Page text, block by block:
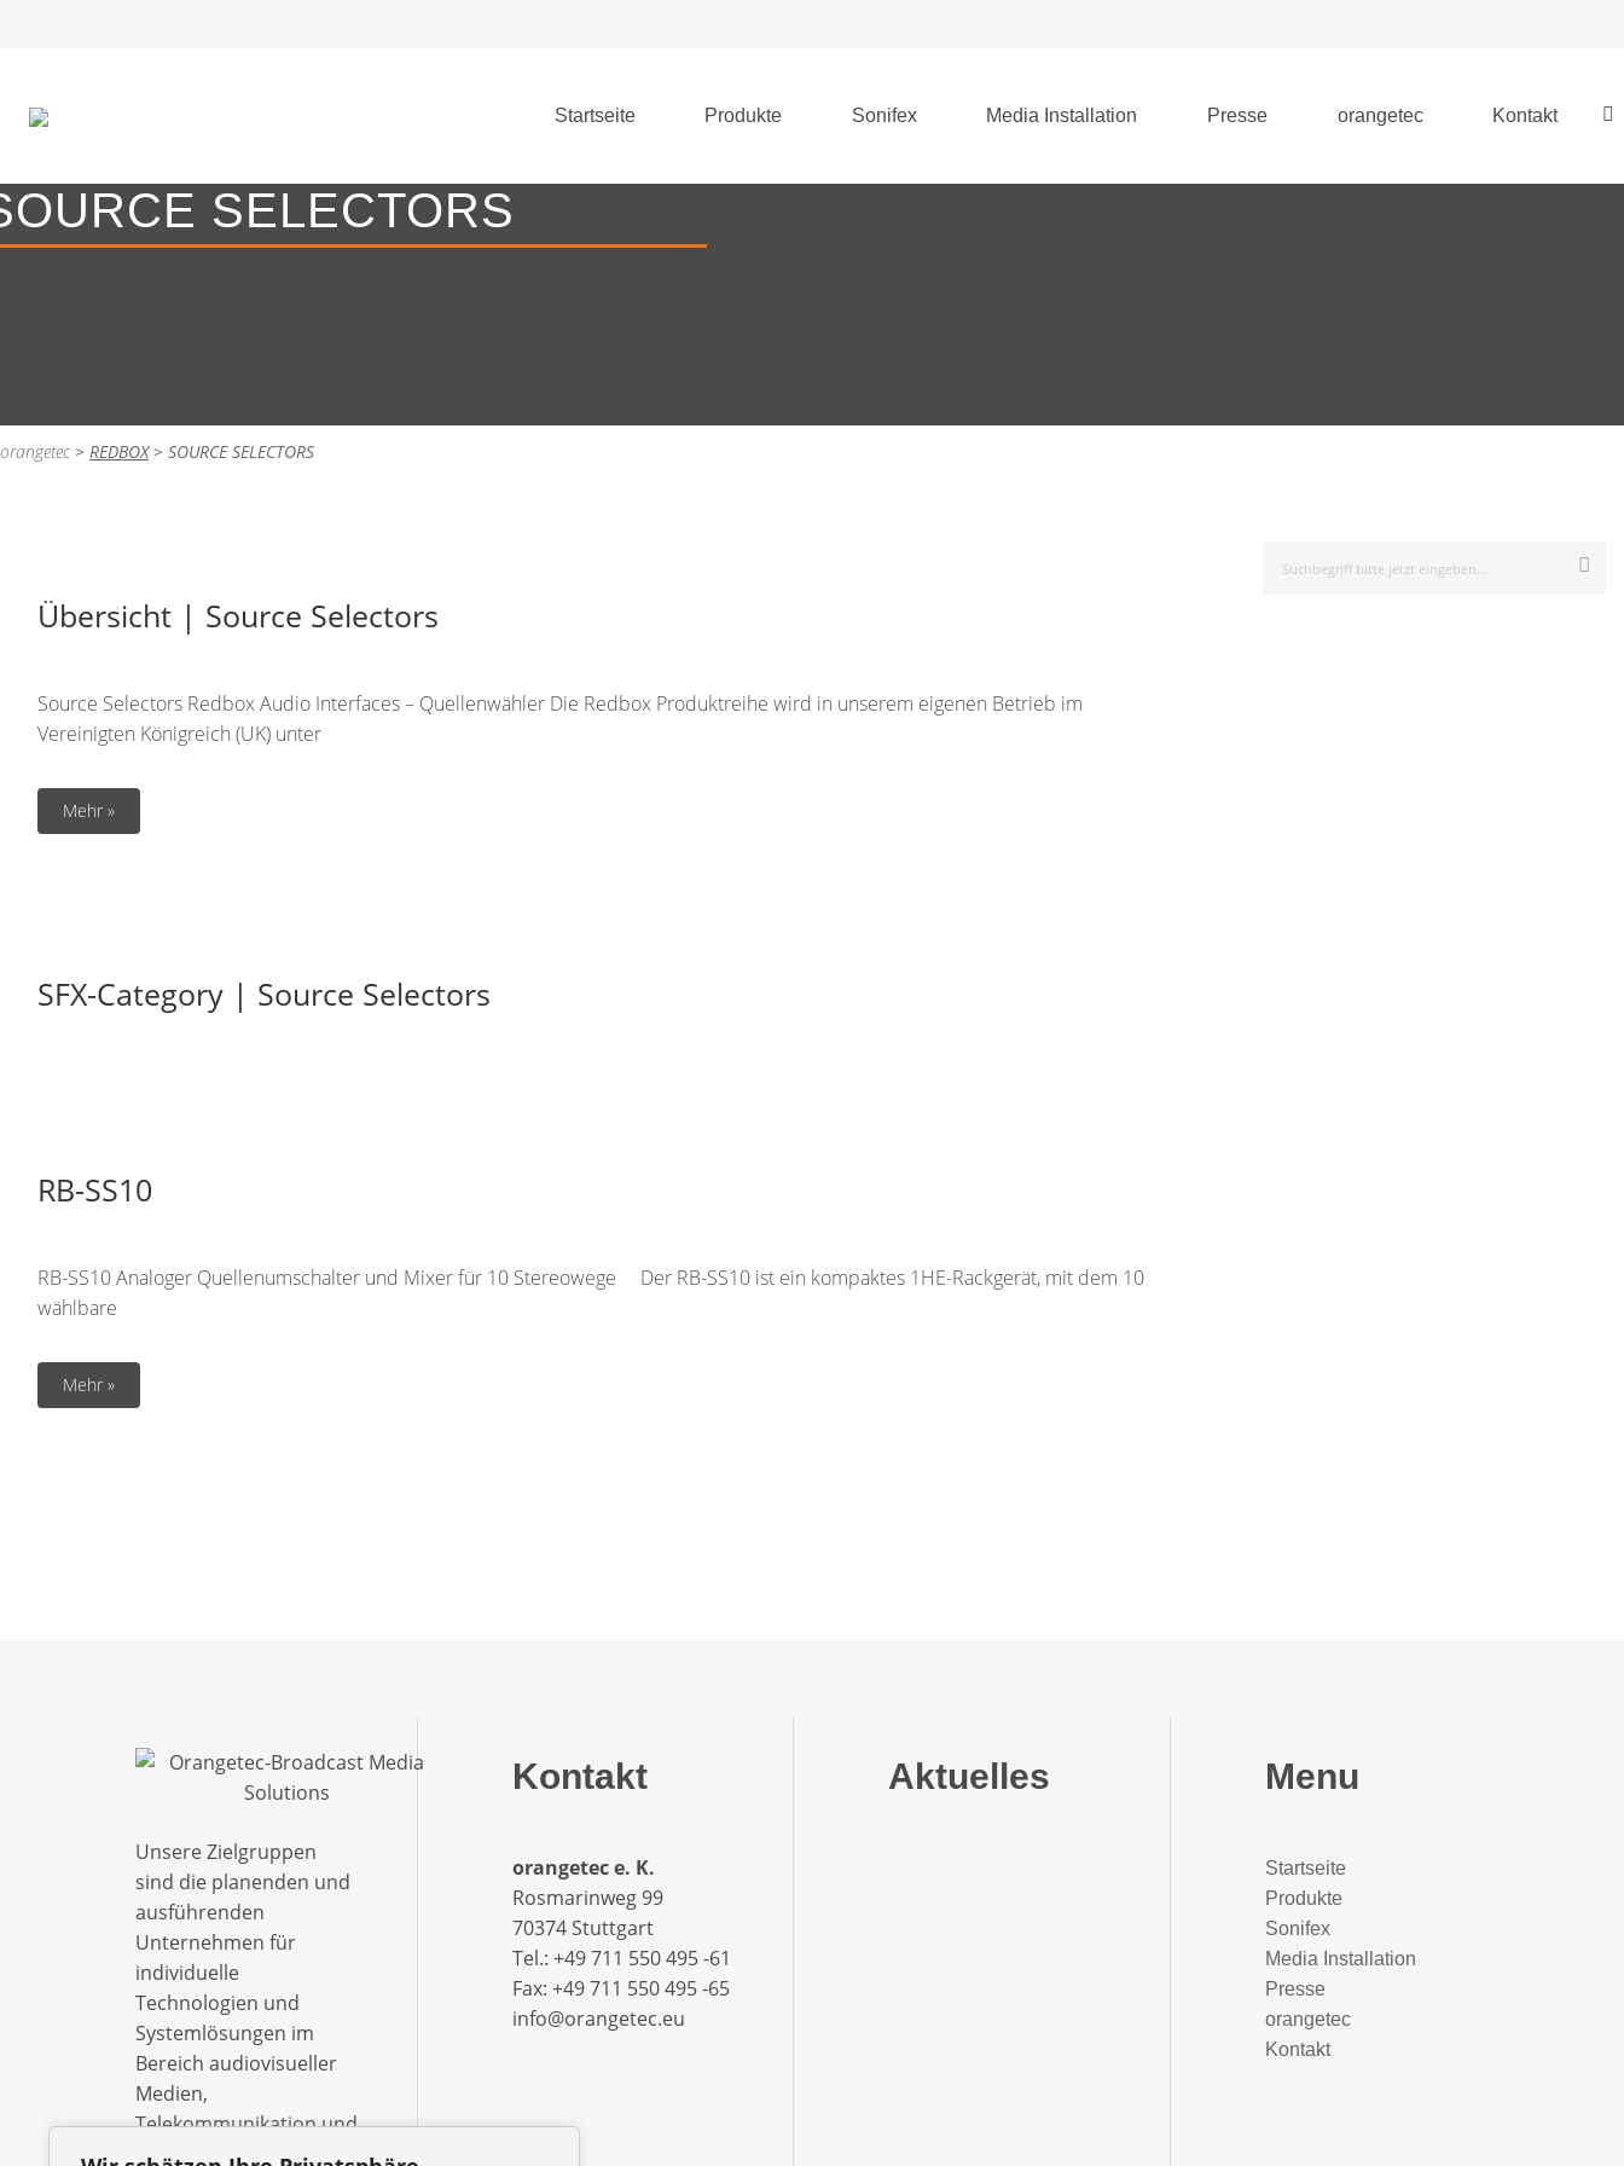
Startseite Produkte Sonifex Media Installation Presse orangetec Kontakt
SELECTORS
orangetec > REDBOX> SOURCE SELECTORS
Übersicht | Source Selectors
Source Selectors Redbox Audio Interfaces – Quellenwähler Die Redbox Produktreihe wird in unserem eigenen Betrieb im
Vereinigten Königreich (UK) unter
Mehr »
SFX-Category | Source Selectors
RB-SS10
RB-SS10 Analoger Quellenumschalter und Mixer für 10 Stereowege Der RB-SS10 ist ein kompaktes 1HE-Rackgerät, mit dem 10
wählbare
Mehr »
Unsere Zielgruppen
sind die planenden und
ausführenden
Unternehmen für
individuelle
Technologien und
Systemlösungen im
Bereich audiovisueller
Medien,
Telekommunikation und
Informationsverarbeitung
Kontakt
orangetec e. K.
Rosmarinweg 99
70374 Stuttgart
Tel.: +49 711 550 495 -61‬
Fax: +49 711 550 495 -65‬
info@orangetec.eu
Aktuelles Menu
Startseite
Produkte
Sonifex
Media Installation
Presse
orangetec
Kontakt